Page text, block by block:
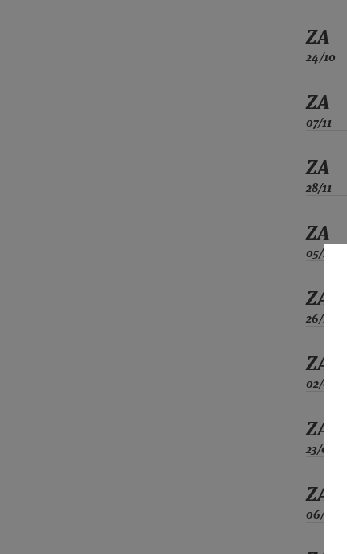
ZA
24/10
ZA
07/11
ZA
28/11
ZA
05/12
ZA
26/12
ZA
02/01
ZA
23/01
ZA
06/02